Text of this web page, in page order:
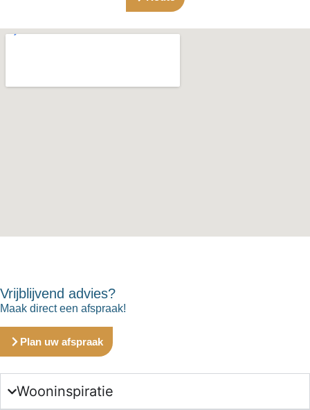
Vrijblijvend advies?
Maak direct een afspraak!
Plan uw afspraak
Wooninspiratie